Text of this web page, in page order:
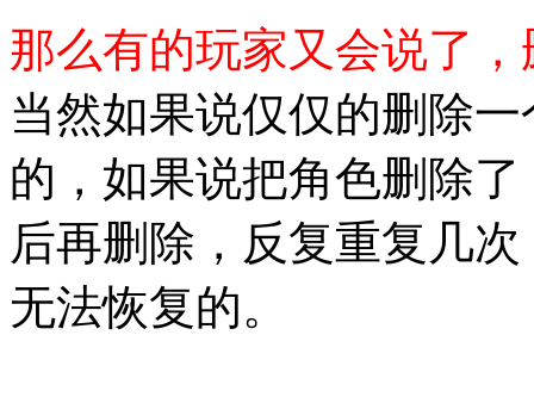
那么有的玩家又会说了
当然如果说仅仅的删除
的，如果说把角色删除
后再删除，反复重复几
无法恢复的。